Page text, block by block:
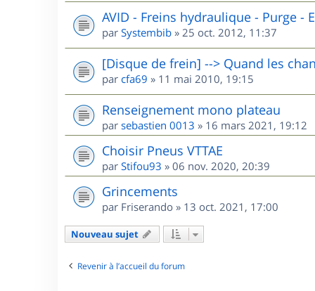
AVID - Freins hydraulique - Purge -
par Systembib » 25 oct. 2012, 11:37
[Disque de frein] --> Quand les
par cfa69 » 11 mai 2010, 19:15
Renseignement mono plateau
par sebastien 0013 » 16 mars 2021, 19:12
Choisir Pneus VTTAE
par Stifou93 » 06 nov. 2020, 20:39
Grincements
par Friserando » 13 oct. 2021, 17:00
Nouveau sujet
Revenir à l’accueil du forum